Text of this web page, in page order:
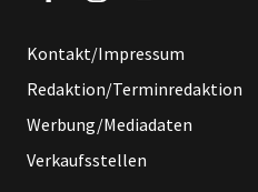
Kontakt/Impressum
Redaktion/Terminredaktion
Werbung/Mediadaten
Verkaufsstellen